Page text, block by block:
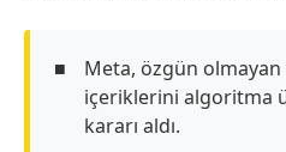
Meta, özgün
içeriklerini algoritma
kararı aldı.